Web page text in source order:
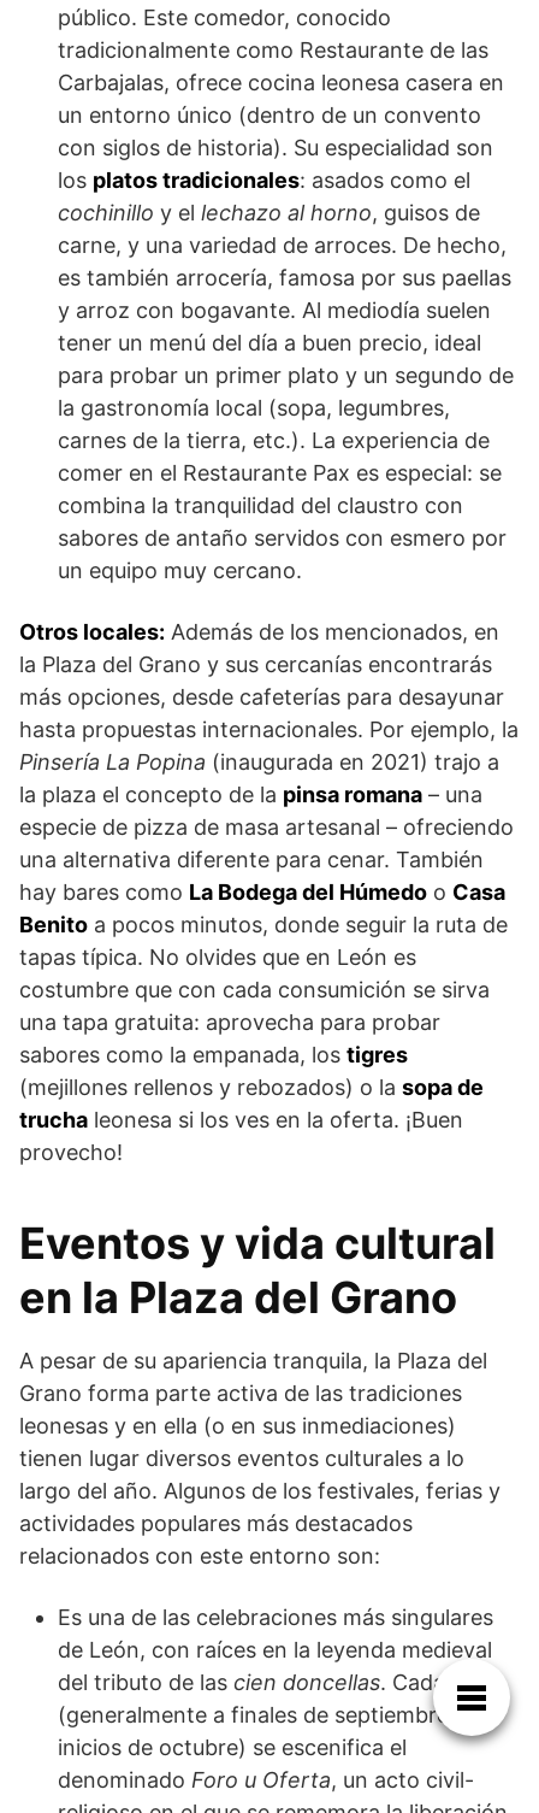
público. Este comedor, conocido
tradicionalmente como Restaurante de las
Carbajalas, ofrece cocina leonesa casera en
un entorno único (dentro de un convento
con siglos de historia). Su especialidad son
los platos tradicionales: asados como el
cochinillo y el lechazo al horno, guisos de
carne, y una variedad de arroces. De hecho,
es también arrocería, famosa por sus paellas
y arroz con bogavante. Al mediodía suelen
tener un menú del día a buen precio, ideal
para probar un primer plato y un segundo de
la gastronomía local (sopa, legumbres,
carnes de la tierra, etc.). La experiencia de
comer en el Restaurante Pax es especial: se
combina la tranquilidad del claustro con
sabores de antaño servidos con esmero por
un equipo muy cercano.
Otros locales: Además de los mencionados, en
la Plaza del Grano y sus cercanías encontrarás
más opciones, desde cafeterías para desayunar
hasta propuestas internacionales. Por ejemplo, la
Pinsería La Popina (inaugurada en 2021) trajo a
la plaza el concepto de la pinsa romana – una
especie de pizza de masa artesanal – ofreciendo
una alternativa diferente para cenar. También
hay bares como La Bodega del Húmedo o Casa
Benito a pocos minutos, donde seguir la ruta de
tapas típica. No olvides que en León es
costumbre que con cada consumición se sirva
una tapa gratuita: aprovecha para probar
sabores como la empanada, los tigres
(mejillones rellenos y rebozados) o la sopa de
trucha leonesa si los ves en la oferta. ¡Buen
provecho!
Eventos y vida cultural
en la Plaza del Grano
A pesar de su apariencia tranquila, la Plaza del
Grano forma parte activa de las tradiciones
leonesas y en ella (o en sus inmediaciones)
tienen lugar diversos eventos culturales a lo
largo del año. Algunos de los festivales, ferias y
actividades populares más destacados
relacionados con este entorno son:
Es una de las celebraciones más singulares
de León, con raíces en la leyenda medieval
del tributo de las cien doncellas. Cada año
(generalmente a finales de septiembre o
inicios de octubre) se escenifica el
denominado Foro u Oferta, un acto civil-